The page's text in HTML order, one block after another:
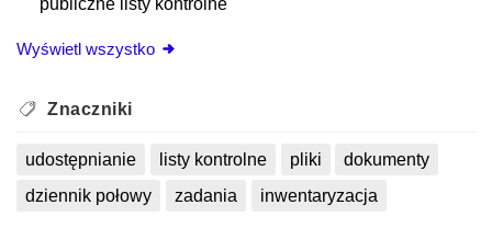
publiczne listy kontrolne
Wyświetl wszystko
Znaczniki
udostępnianie listy kontrolne pliki
dokumenty
dziennik połowy
zadania inwentaryzacja